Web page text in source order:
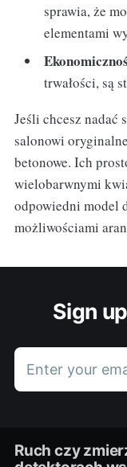
sprawia, że
elementami
trwałości, są
Jeśli chcesz nadać
salonowi
betonowe. Ich
wielobarwnymi
odpowiedni model
możliwościami
Sign
Enter your
Ruch czy